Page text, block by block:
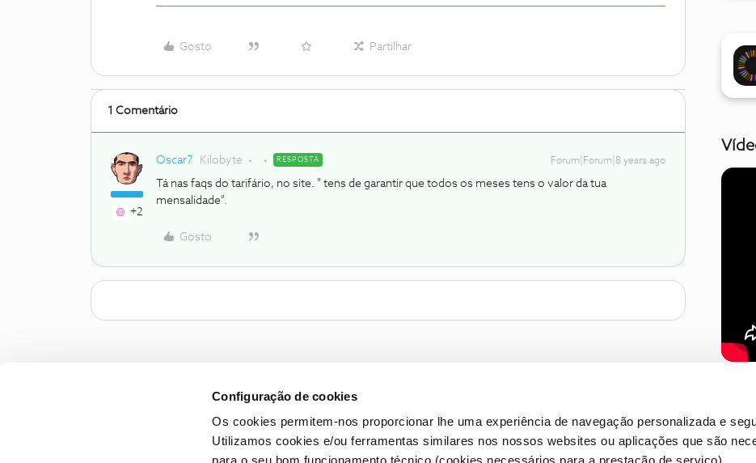
Configuração de cookies
Os cookies permitem-nos proporcionar lhe uma experiência de navegação personalizada e
Utilizamos cookies e/ou ferramentas similares nos nossos websites ou aplicações que são
Gosto Partilhar
1 Comentário
+2
Oscar7 Kilobyte RESPOSTA Forum|Forum|8 years ago
Tá nas faqs do tarifário, no site. " tens de garantir que todos os meses tens o valor da tua
mensalidade".
Gosto